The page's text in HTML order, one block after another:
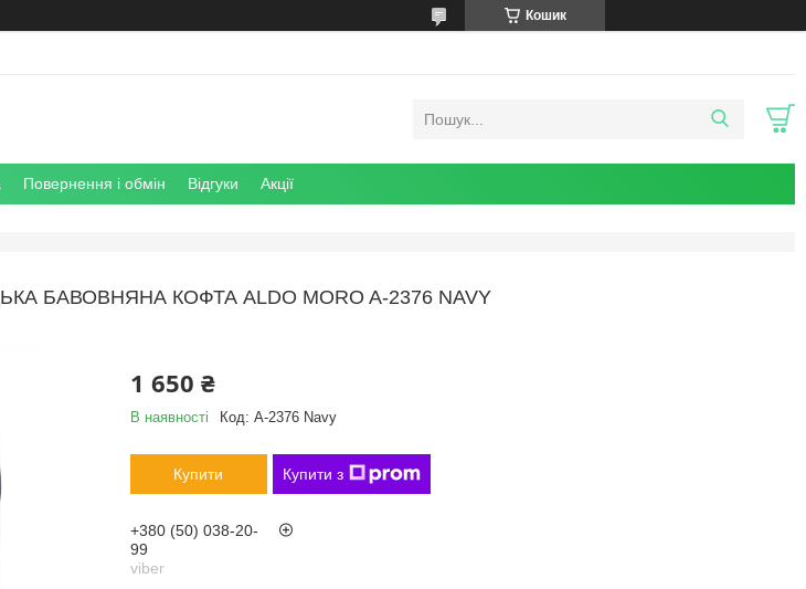
Кошик
Повернення і обмін Відгуки Акції
БАВОВНЯНА КОФТА ALDO MORO A-2376 NAVY
1 650 ₴
В наявності Код: A-2376 Navy
Купити Купити з
+380 (50) 038-20-
99
viber